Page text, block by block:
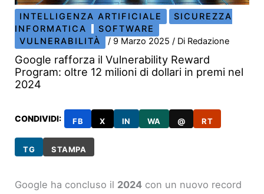
INTELLIGENZA ARTIFICIALE
SICUREZZA
INFORMATICA
SOFTWARE
VULNERABILITÀ
/ 9 Marzo 2025/ Di Redazione
Google rafforza il Vulnerability Reward
Program: oltre 12 milioni di dollari in premi nel
2024
CONDIVIDI: FB X IN WA @ RT
TG STAMPA
Google ha concluso il 2024 con un nuovo record